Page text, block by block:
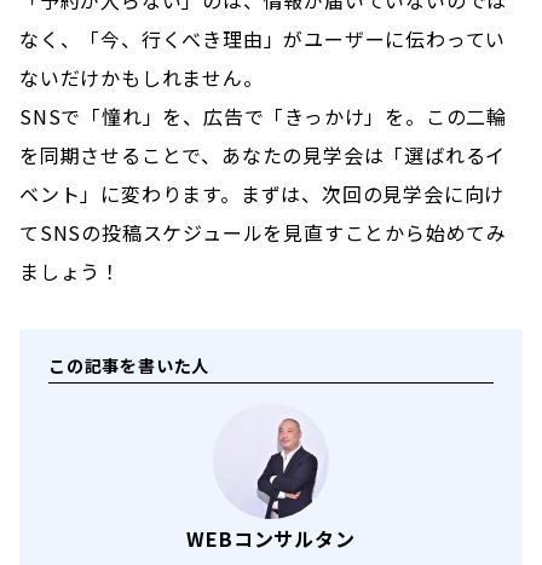
なく、「今、行くべき理由」がユーザーに伝わってい
ないだけかもしれません。
SNSで「憧れ」を、広告で「きっかけ」を。この二輪
を同期させることで、あなたの見学会は「選ばれるイ
ベント」に変わります。まずは、次回の見学会に向け
てSNSの投稿スケジュールを見直すことから始めてみ
ましょう！
この記事を書いた人
WEBコンサルタン